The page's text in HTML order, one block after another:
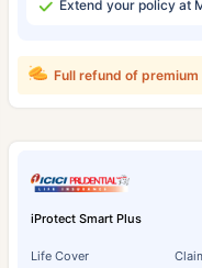
Extend your policy at
Full refund of premium
iProtect Smart Plus
Life Cover